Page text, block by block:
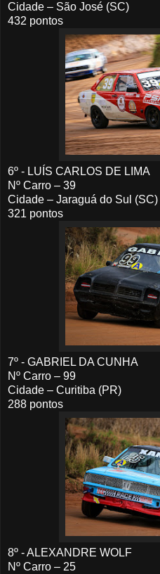
Cidade – São José (SC)
432 pontos
6º - LUÍS CARLOS DE LIMA
Nº Carro – 39
Cidade – Jaraguá do Sul (SC)
321 pontos
7º - GABRIEL DA CUNHA
Nº Carro – 99
Cidade – Curitiba (PR)
288 pontos
8º - ALEXANDRE WOLF
Nº Carro – 25